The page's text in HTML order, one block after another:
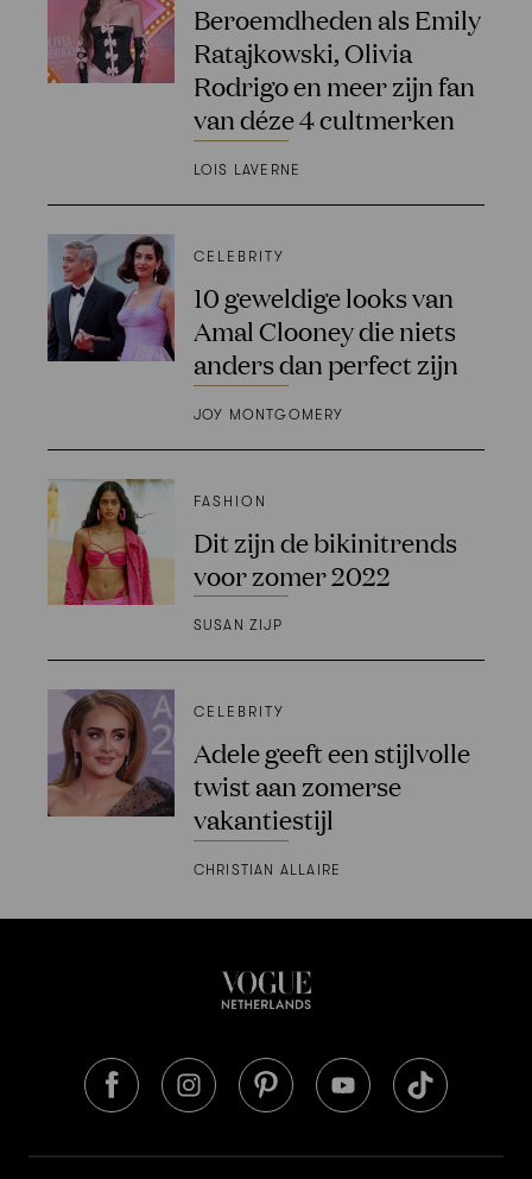
Beroemdheden als Emily
Ratajkowski, Olivia
Rodrigo en meer zijn fan
van déze 4 cultmerken
LOIS LAVERNE
CELEBRITY
10 geweldige looks van
Amal Clooney die niets
anders dan perfect zijn
JOY MONTGOMERY
FASHION
Dit zijn de bikinitrends
voor zomer 2022
SUSAN ZIJP
CELEBRITY
Adele geeft een stijlvolle
twist aan zomerse
vakantiestijl
CHRISTIAN ALLAIRE